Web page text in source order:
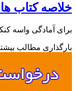
خلاصه کتاب
برای آمادگی واسه
بارگذاری مطالب